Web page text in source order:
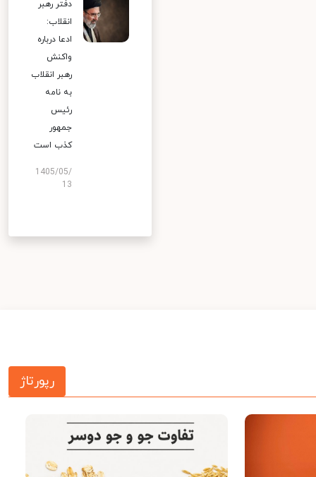
دفتر رهبر
انقلاب:
ادعا درباره
واکنش
رهبر انقلاب
به نامه
رئیس
جمهور
کذب است
1405/05/
13
رپورتاژ